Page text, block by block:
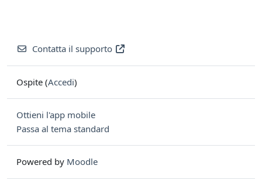
Contatta il supporto
Ospite (Accedi)
Ottieni l'app mobile
Passa al tema standard
Powered by Moodle